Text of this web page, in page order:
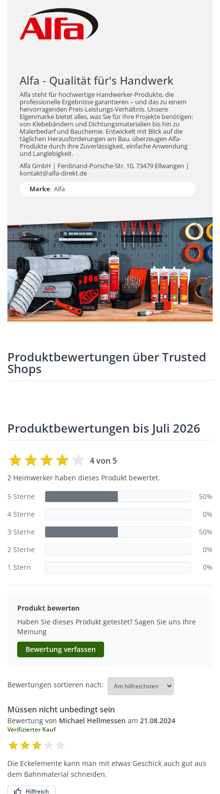
Alfa - Qualität für's Handwerk
Alfa steht für hochwertige Handwerker-Produkte, die
professionelle Ergebnisse garantieren – und das zu einem
hervorragenden Preis-Leistungs-Verhältnis. Unsere
Eigenmarke bietet alles, was Sie für Ihre Projekte benötigen:
von Klebebändern und Dichtungsmaterialien bis hin zu
Malerbedarf und Bauchemie. Entwickelt mit Blick auf die
täglichen Herausforderungen am Bau, überzeugen Alfa-
Produkte durch ihre Zuverlässigkeit, einfache Anwendung
und Langlebigkeit.
Alfa GmbH | Ferdinand-Porsche-Str. 10, 73479 Ellwangen |
kontakt@alfa-direkt.de
Marke: Alfa
Produktbewertungen über Trusted
Shops
Produktbewertungen bis Juli 2026
4 von 5
2 Heimwerker haben dieses Produkt bewertet.
5 Sterne
50%
4 Sterne
0%
3 Sterne
50%
2 Sterne
0%
1 Stern
0%
Produkt bewerten
Haben Sie dieses Produkt getestet? Sagen Sie uns Ihre
Meinung
Bewertung verfassen
Bewertungen sortieren nach:
Müssen nicht unbedingt sein
Bewertung von Michael Hellmessen am 21.08.2024
Verifizierter Kauf
Die Eckelemente kann man mit etwas Geschick auch gut aus
dem Bahnmaterial schneiden.
Hilfreich